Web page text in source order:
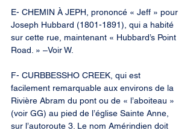
E- CHEMIN À JEPH, prononcé « Jeff » pour
Joseph Hubbard (1801-1891), qui a habité
sur cette rue, maintenant « Hubbard’s Point
Road. » –Voir W.
F- CURBBESSHO CREEK, qui est
facilement remarquable aux environs de la
Rivière Abram du pont ou de « l’aboiteau »
(voir GG) au pied de l’église Sainte Anne,
sur l’autoroute 3. Le nom Amérindien doit